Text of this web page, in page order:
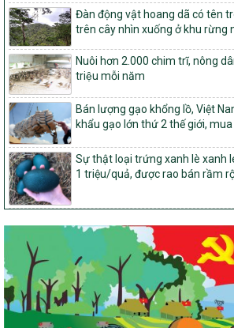
827/QĐ-BNNMT
Quyết định Ban hành Kế hoạch triển khai
mục tiêu quốc gia xây dựng nông thôn
vững và phát triển kinh tế – xã hội vùng
số và miền núi giai đoạn 2026-2035, giai
đến năm 2030
14/2026/TT-BNNMT
Hướng dẫn thực hiện một số nội dung tiêu
tiêu chí quốc gia về nông thôn mới giai
phạm vi quản lý nhà nước của Bộ Nông
417/QĐ-BNNMT
Phê duyệt Chương trình mục tiêu quốc gia
mới, giảm nghèo bền vững và phát triển
đồng bào dân tộc thiểu số và miền núi giai
đoạn I: Từ năm 2026 đến năm 2030
Nghị quyết số 08/2026/NQ-HĐND
Quy định nguyên tắc, tiêu chí, định mức
ương thực hiện Chương trình mục tiêu
thôn mới, giảm nghèo bền vững và phát
Đàn động vật hoang dã có tên
trên cây nhìn xuống ở khu rừng
Nuôi hơn 2.000 chim trĩ, nông
triệu mỗi năm
Bán lượng gạo khổng lồ, Việt
khẩu gạo lớn thứ 2 thế giới,
Sự thật loại trứng xanh lè xanh
1 triệu/quả, được rao bán rầm